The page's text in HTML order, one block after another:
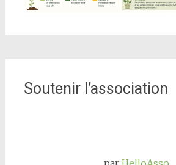
Soutenir l’association